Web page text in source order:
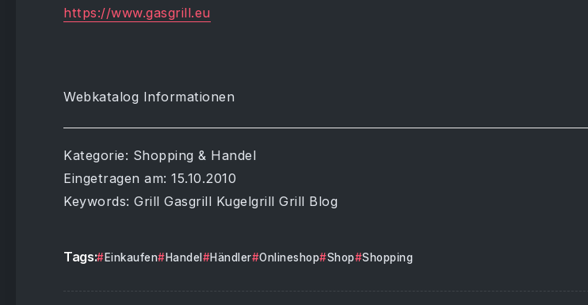
https://www.gasgrill.eu
Webkatalog Informationen
Kategorie: Shopping & Handel
Eingetragen am: 15.10.2010
Keywords: Grill Gasgrill Kugelgrill Grill Blog
Tags: Einkaufen Handel Händler Onlineshop Shop Shopping